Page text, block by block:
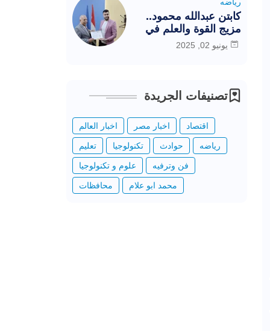
كابتن عبدالله محمود..
مزيج القوة والعلم في
خدمة الرياضة المصرية
يونيو 02, 2025
تصنيفات الجريدة
اخبار العالم اخبار مصر اقتصاد
تعليم تكنولوجيا حوادث رياضه
علوم و تكنولوجيا فن وترفيه
محافظات محمد ابو علام